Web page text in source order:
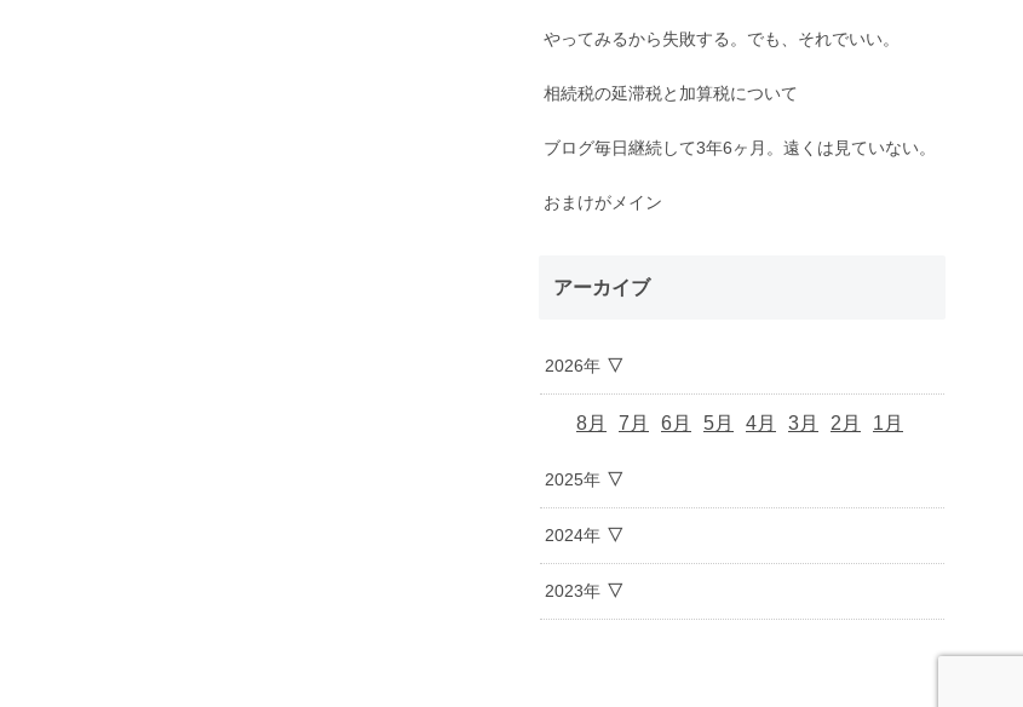
やってみるから失敗する。でも、それでいい。
相続税の延滞税と加算税について
ブログ毎日継続して3年6ヶ月。遠くは見ていない。
おまけがメイン
アーカイブ
2026年
8月 7月 6月 5月 4月 3月 2月 1月
2025年
2024年
2023年